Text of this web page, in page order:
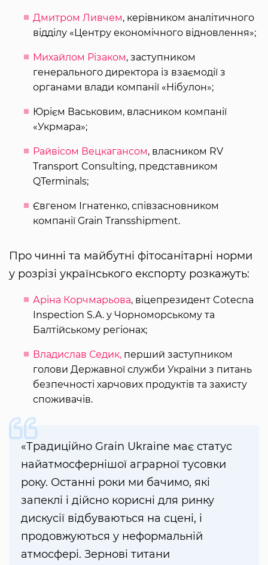
Дмитром Ливчем, керівником аналітичного
відділу «‎Центру економічного відновлення»;
Михайлом Різаком, заступником
генерального директора із взаємодії з
органами влади компанії «‎Нібулон»;
Юрієм Васьковим, власником компанії
«‎Укрмара»;
Райвісом Вецкагансом, власником RV
Transport Consulting, представником
QTerminals;
Євгеном Ігнатенко, співзасновником
компанії Grain Transshipment.
Про чинні та майбутні фітосанітарні норми
у розрізі українського експорту розкажуть:
Аріна Корчмарьова, віцепрезидент Cotecna
Inspection S.A. у Чорноморському та
Балтійському регіонах;
Владислав Седик, перший заступником
голови Державної служби України з питань
безпечності харчових продуктів та захисту
споживачів.
«Традиційно Grain Ukraine має статус
найатмосфернішої аграрної тусовки
року. Останні роки ми бачимо, які
запеклі і дійсно корисні для ринку
дискусії відбуваються на сцені, і
продовжуються у неформальній
атмосфері. Зернові титани